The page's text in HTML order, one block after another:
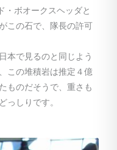
・ボオークスヘッダと
この石で、隊長の許可
本で見るのと同じよう
この堆積岩は推定４億
ものだそうで、重さも
っしりです。